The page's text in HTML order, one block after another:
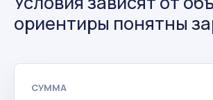
ориентиры понятны
СУММА